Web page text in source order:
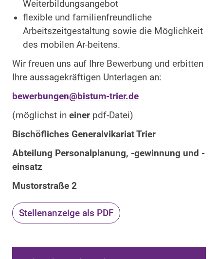
Weiterbildungsangebot
flexible und familienfreundliche
Arbeitszeitgestaltung sowie die Möglichkeit
des mobilen Ar-beitens.
Wir freuen uns auf Ihre Bewerbung und erbitten
Ihre aussagekräftigen Unterlagen an:
bewerbungen@bistum-trier.de
(möglichst in einer pdf-Datei)
Bischöfliches Generalvikariat Trier
Abteilung Personalplanung, -gewinnung und -
einsatz
Mustorstraße 2
Stellenanzeige als PDF